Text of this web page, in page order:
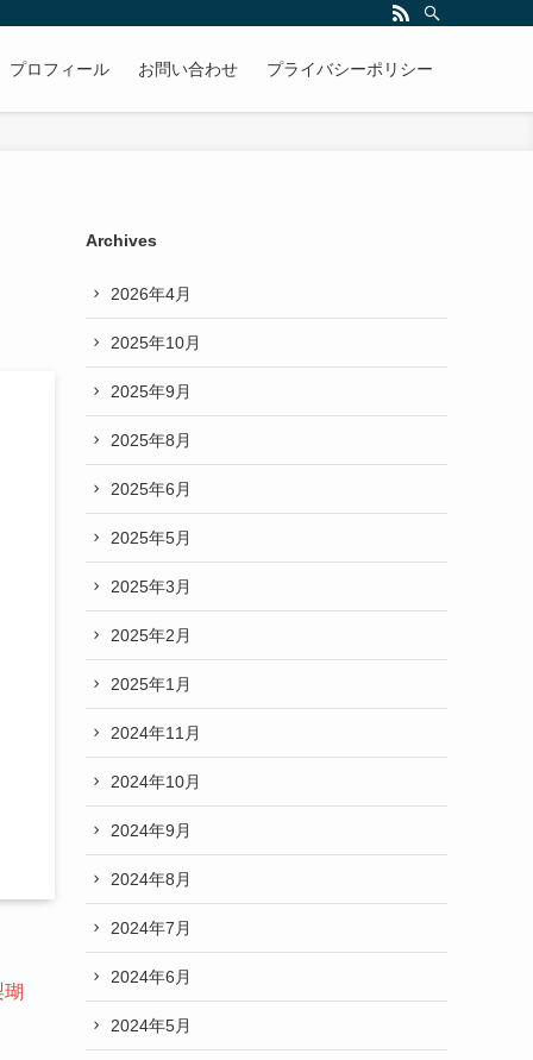
プロフィール お問い合わせ プライバシーポリシー
Archives
2026年4月
2025年10月
2025年9月
2025年8月
2025年6月
2025年5月
2025年3月
2025年2月
2025年1月
2024年11月
2024年10月
2024年9月
2024年8月
2024年7月
2024年6月
2024年5月